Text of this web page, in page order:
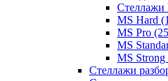
Стеллажи
MS Hard
MS Pro
MS
MS
Стеллажи